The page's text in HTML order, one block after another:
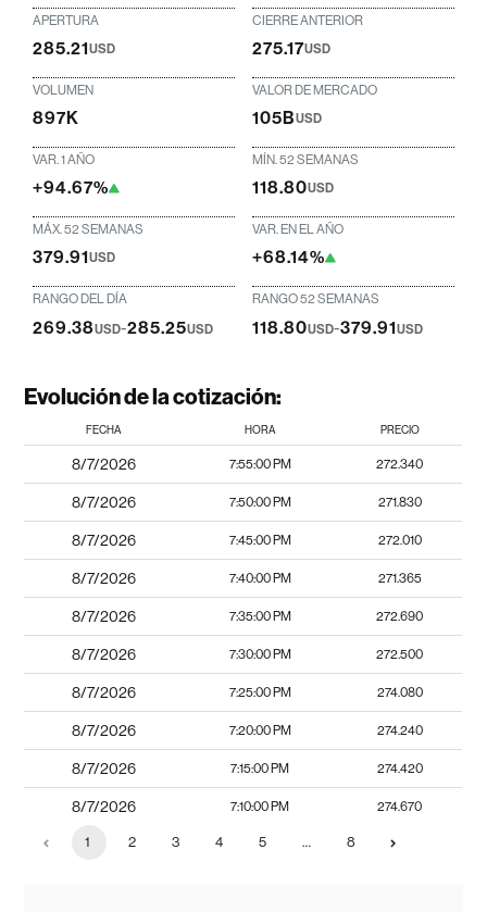
APERTURA
285.21USD
CIERRE ANTERIOR
275.17USD
VOLUMEN
897K
VALOR DE MERCADO
105BUSD
VAR. 1 AÑO
+94.67%
MÍN. 52 SEMANAS
118.80USD
MÁX. 52 SEMANAS
379.91USD
VAR. EN EL AÑO
+68.14%
RANGO DEL DÍA
269.38USD-285.25USD
RANGO 52 SEMANAS
118.80USD-379.91USD
Evolución de la cotización:
FECHA HORA PRECIO
8/7/2026 7:55:00 PM 272.340
8/7/2026 7:50:00 PM 271.830
8/7/2026 7:45:00 PM 272.010
8/7/2026 7:40:00 PM 271.365
8/7/2026 7:35:00 PM 272.690
8/7/2026 7:30:00 PM 272.500
8/7/2026 7:25:00 PM 274.080
8/7/2026 7:20:00 PM 274.240
8/7/2026 7:15:00 PM 274.420
8/7/2026 7:10:00 PM 274.670
1 2 3 4 5 … 8